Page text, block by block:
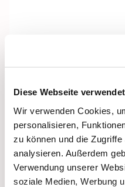
Diese Webseite
Wir verwenden Cookies,
personalisieren,
zu können und die
analysieren. Außerdem
Verwendung unserer
soziale Medien, Werbung